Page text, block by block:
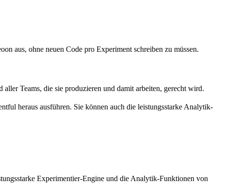
aus, ohne neuen Code pro Experiment schreiben zu müssen.
Teams, die sie produzieren und damit arbeiten, gerecht wird.
heraus ausführen. Sie können auch die leistungsstarke Analytik-
Experimentier-Engine und die Analytik-Funktionen von